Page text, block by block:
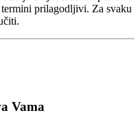
prilagodljivi. Za svaku
Vama